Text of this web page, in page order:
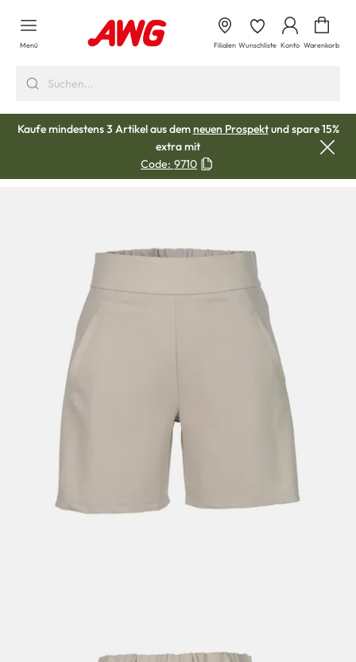
springen
Menü Filialen Wunschliste Konto Warenkorb
Kaufe mindestens 3 Artikel aus demneuen Prospektund spare 15%
extra mit
Code: 9710